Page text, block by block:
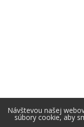
Návštevou našej
súbory cookie, aby